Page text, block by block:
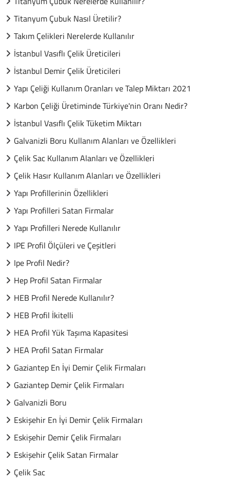
Titanyum Çubuk Nasıl Üretilir?
Takım Çelikleri Nerelerde Kullanılır
İstanbul Vasıflı Çelik Üreticileri
İstanbul Demir Çelik Üreticileri
Yapı Çeliği Kullanım Oranları ve Talep Miktarı 2021
Karbon Çeliği Üretiminde Türkiye'nin Oranı Nedir?
İstanbul Vasıflı Çelik Tüketim Miktarı
Galvanizli Boru Kullanım Alanları ve Özellikleri
Çelik Sac Kullanım Alanları ve Özellikleri
Çelik Hasır Kullanım Alanları ve Özellikleri
Yapı Profillerinin Özellikleri
Yapı Profilleri Satan Firmalar
Yapı Profilleri Nerede Kullanılır
IPE Profil Ölçüleri ve Çeşitleri
Ipe Profil Nedir?
Hep Profil Satan Firmalar
HEB Profil Nerede Kullanılır?
HEB Profil İkitelli
HEA Profil Yük Taşıma Kapasitesi
HEA Profil Satan Firmalar
Gaziantep En İyi Demir Çelik Firmaları
Gaziantep Demir Çelik Firmaları
Galvanizli Boru
Eskişehir En İyi Demir Çelik Firmaları
Eskişehir Demir Çelik Firmaları
Eskişehir Çelik Satan Firmalar
Çelik Sac